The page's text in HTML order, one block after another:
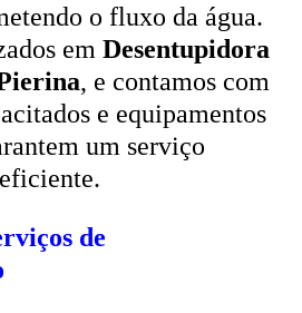
o fluxo da água.
em Desentupidora
, e contamos com
e equipamentos
um serviço
de